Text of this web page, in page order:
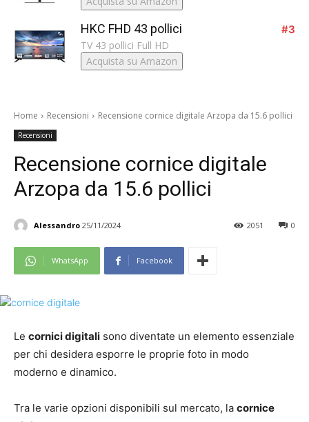
HKC FHD 43 pollici
#3
TV 43 pollici Full HD
Acquista su Amazon